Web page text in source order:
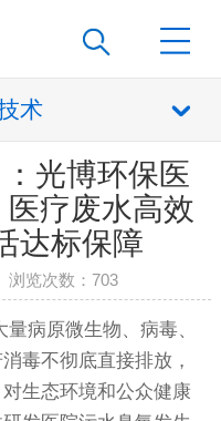
术
光博环保医
疗废水高效
达标保障
浏览次数：703
病原微生物、病毒、
毒不彻底直接排放，
生态环境和公众健康